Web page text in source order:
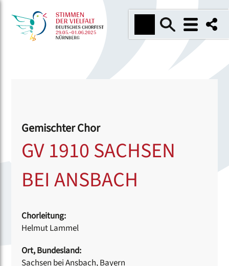
Gemischter Chor
GV 1910 SACHSEN
BEI ANSBACH
Chorleitung:
Helmut Lammel
Ort, Bundesland:
Sachsen bei Ansbach, Bayern